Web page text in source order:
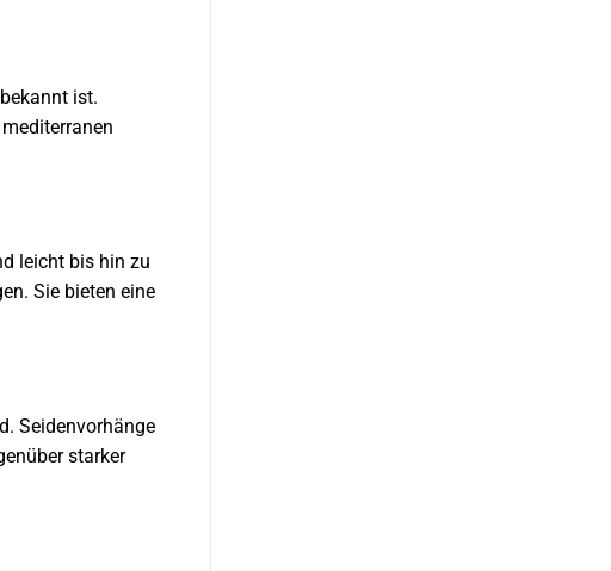
ist.
leicht bis hin zu
Sie bieten eine
Seidenvorhänge
starker